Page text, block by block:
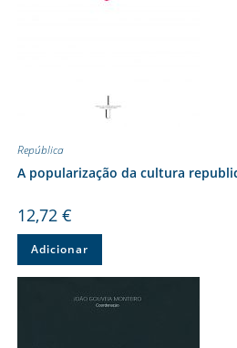
República
A popularização da cultura
12,72 €
Adicionar